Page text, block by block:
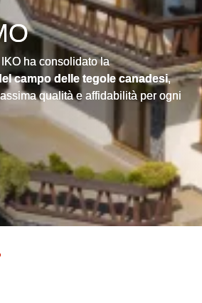
ha consolidato la
campo delle tegole canadesi,
qualità e affidabilità per ogni